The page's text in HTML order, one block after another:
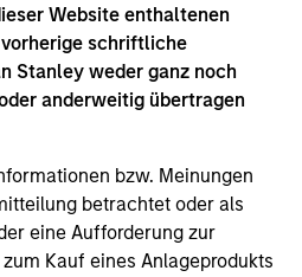
Website enthaltenen
schriftliche
Stanley weder ganz noch
anderweitig übertragen
bzw. Meinungen
betrachtet oder als
eine Aufforderung zur
Kauf eines Anlageprodukts
CFA